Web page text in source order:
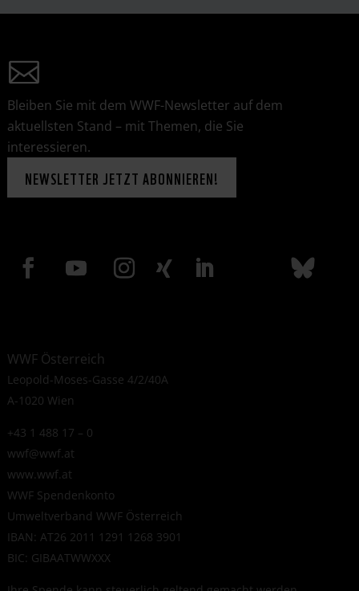
Bleiben Sie mit dem WWF-Newsletter auf dem
aktuellsten Stand – mit Themen, die Sie
interessieren.
NEWSLETTER JETZT ABONNIEREN!
WWF Österreich
Leopold-Moses-Gasse 4/2/40A
A-1020 Wien
+43 1 488 17 – 0
wwf@wwf.at
www.wwf.at
WWF Spendenkonto
Umweltverband WWF Österreich
IBAN: AT26 2011 1291 1268 3901
BIC: GIBAATWWXXX